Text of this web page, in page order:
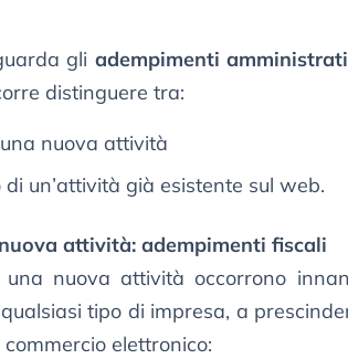
gli adempimenti
distinguere tra:
nuova attività
di un’attività già esistente sul web.
attività: adempimenti fiscali
una nuova attività occorrono
tipo di impresa, a
elettronico: